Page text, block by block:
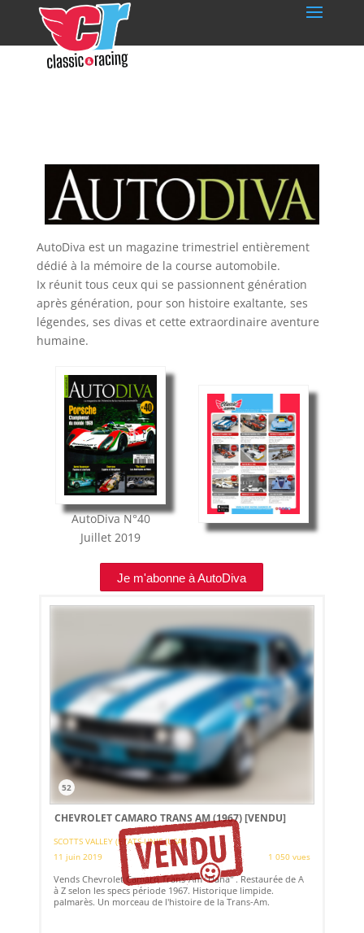
AutoDiva est un magazine trimestriel entièrement
dédié à la mémoire de la course automobile.
Ix réunit tous ceux qui se passionnent génération
après génération, pour son histoire exaltante, ses
légendes, ses divas et cette extraordinaire aventure
humaine.
AutoDivaN°40
Juillet 2019
Je m'abonne à AutoDiva
52
CHEVROLET CAMARO TRANS AM (1967)[VENDU]
SCOTTS VALLEY (ETATS-UNIS (USA))
11 juin 2019
1 050 vues
Vends Chevrolet Camaro Trans-Am "Dana" . Restaurée de A
à Z selon les specs période 1967. Historique limpide.
palmarès. Un morceau de l'histoire de la Trans-Am.